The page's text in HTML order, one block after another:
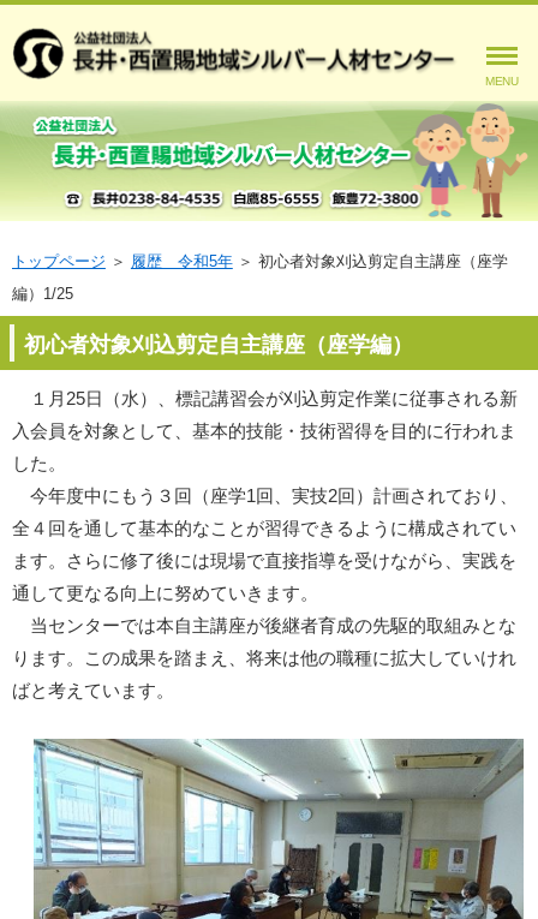
MENU
トップページ ＞ 履歴 令和5年＞ 初心者対象刈込剪定自主講座（座学
編）1/25
初心者対象刈込剪定自主講座（座学編）
１月25日（水）、標記講習会が刈込剪定作業に従事される新
入会員を対象として、基本的技能・技術習得を目的に行われま
した。
今年度中にもう３回（座学1回、実技2回）計画されており、
全４回を通して基本的なことが習得できるように構成されてい
ます。さらに修了後には現場で直接指導を受けながら、実践を
通して更なる向上に努めていきます。
当センターでは本自主講座が後継者育成の先駆的取組みとな
ります。この成果を踏まえ、将来は他の職種に拡大していけれ
ばと考えています。